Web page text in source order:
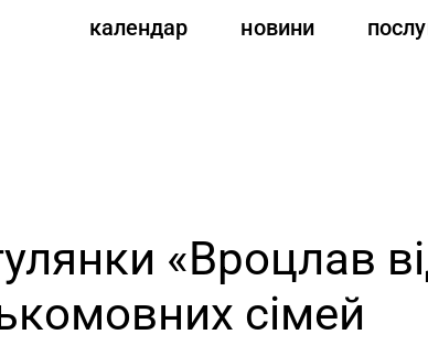
календар новини
«Вроцлав
сімей